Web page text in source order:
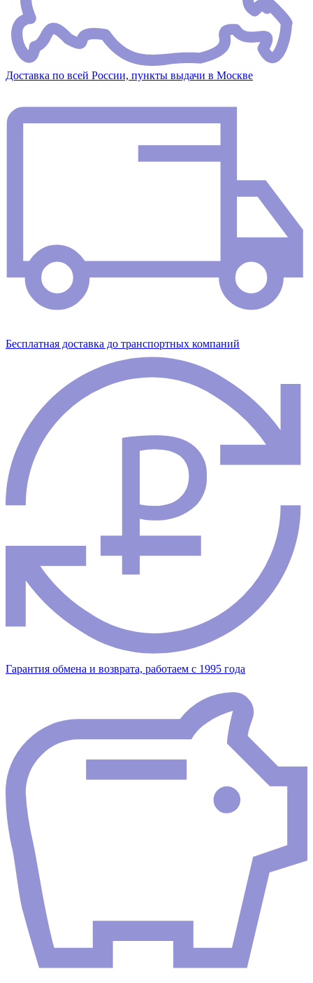
Доставка по всей России, пункты выдачи в Москве
Бесплатная доставка до транспортных компаний
Гарантия обмена и возврата, работаем с 1995 года